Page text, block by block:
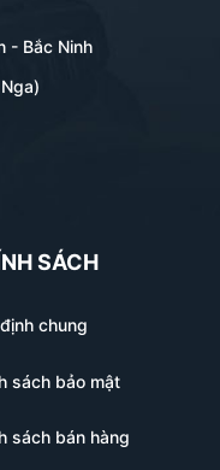
- Bắc Ninh
SÁCH
chung
sách bảo mật
sách bán hàng